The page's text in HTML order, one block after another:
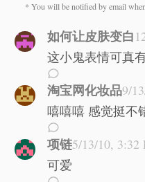
* You will be notified by email
如何让皮肤变白
这小鬼表情可真
淘宝网化妆品9/
嘻嘻嘻 感觉挺不
项链5/13/10, 3:32
可爱